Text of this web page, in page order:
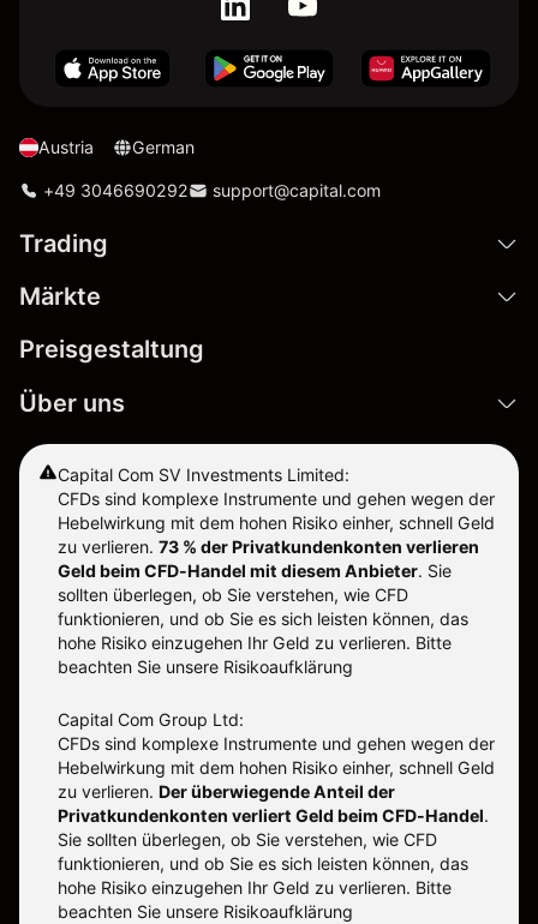
Austria German
+49 3046690292 support@capital.com
Trading
Märkte
Preisgestaltung
Über uns
Capital Com SV Investments Limited:
CFDs sind komplexe Instrumente und gehen wegen der
Hebelwirkung mit dem hohen Risiko einher, schnell Geld
zu verlieren. 73 % der Privatkundenkonten verlieren
Geld beim CFD-Handel mit diesem Anbieter. Sie
sollten überlegen, ob Sie verstehen, wie CFD
funktionieren, und ob Sie es sich leisten können, das
hohe Risiko einzugehen Ihr Geld zu verlieren. Bitte
beachten Sie unsere Risikoaufklärung
Capital Com Group Ltd:
CFDs sind komplexe Instrumente und gehen wegen der
Hebelwirkung mit dem hohen Risiko einher, schnell Geld
zu verlieren. Der überwiegende Anteil der
Privatkundenkonten verliert Geld beim CFD-Handel.
Sie sollten überlegen, ob Sie verstehen, wie CFD
funktionieren, und ob Sie es sich leisten können, das
hohe Risiko einzugehen Ihr Geld zu verlieren. Bitte
beachten Sie unsere Risikoaufklärung